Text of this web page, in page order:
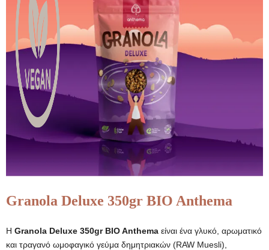
ΑΓΌΡΑΣΕ ΤΏΡΑ
Granola Deluxe 350gr BIO Anthema
Η Granola Deluxe 350gr BIO Anthema είναι ένα γλυκό, αρωματικό
και τραγανό ωμοφαγικό γεύμα δημητριακών (RAW Muesli),